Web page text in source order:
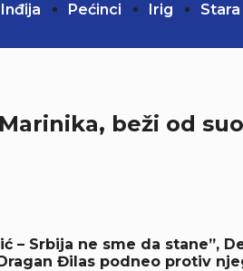
Inđija Pećinci Irig
beži od
– Srbija ne sme da
Đilas podneo protiv